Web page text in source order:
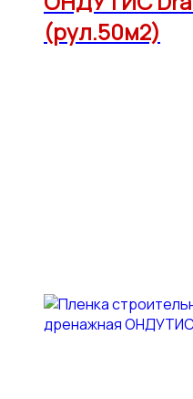
(рул.50м2)